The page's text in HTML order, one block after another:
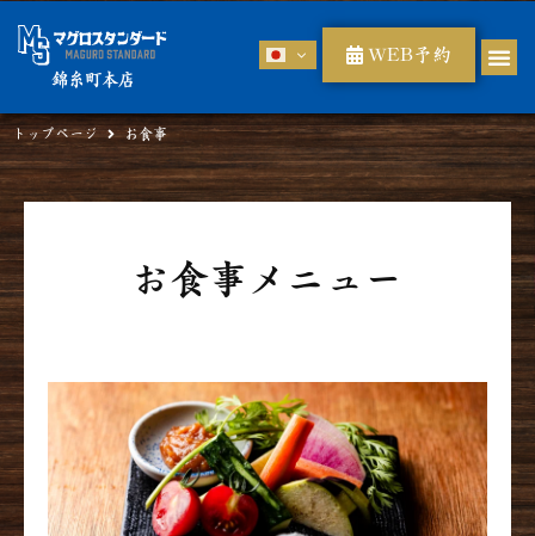
錦糸町本店
WEB予約
トップページ お食事
お食事メニュー